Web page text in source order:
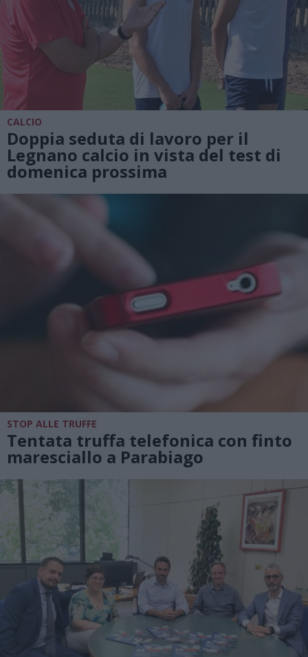
CALCIO
Doppia seduta di lavoro per il
Legnano calcio in vista del test di
domenica prossima
STOP ALLE TRUFFE
Tentata truffa telefonica con finto
maresciallo a Parabiago